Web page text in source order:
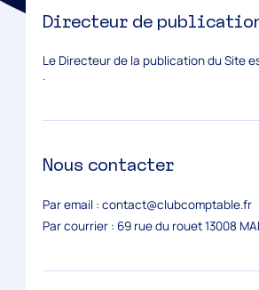
Directeur de
Le Directeur de la publication du Site
.
Nous contacter
Par email : contact@clubcomptable.fr
Par courrier : 69 rue du rouet 13008